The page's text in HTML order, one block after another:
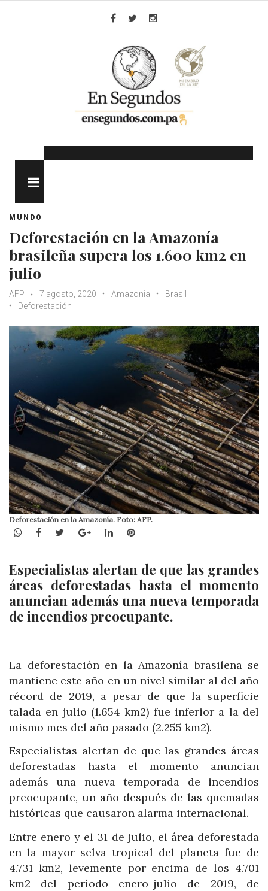
MUNDO
Deforestación en la Amazonía
brasileña supera los 1.600 km2 en
julio
AFP 7 agosto, 2020 Amazonia
Brasil
Deforestación
Deforestación en la Amazonía. Foto: AFP.
WhatsApp
Facebook
TwitterGoogle+LinkedInPinterest
Especialistas alertan de que las grandes
áreas deforestadas hasta el momento
anuncian además una nueva temporada
de incendios preocupante.
La deforestación en la Amazonía brasileña se
mantiene este año en un nivel similar al del año
récord de 2019, a pesar de que la superficie
talada en julio (1.654 km2) fue inferior a la del
mismo mes del año pasado (2.255 km2).
Especialistas alertan de que las grandes áreas
deforestadas hasta el momento anuncian
además una nueva temporada de incendios
preocupante, un año después de las quemadas
históricas que causaron alarma internacional.
Entre enero y el 31 de julio, el área deforestada
en la mayor selva tropical del planeta fue de
4.731 km2, levemente por encima de los 4.701
km2 del período enero-julio de 2019, de